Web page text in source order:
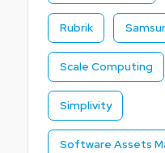
Rubrik
Scale Computing
Simplivity
Software Assets